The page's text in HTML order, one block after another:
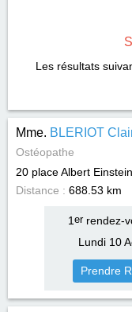
Les résultats
Mme. BLERIOT
Ostéopathe
20 place Albert
Distance : 688.53 km
1 errendez-
Lundi 10
Prendre